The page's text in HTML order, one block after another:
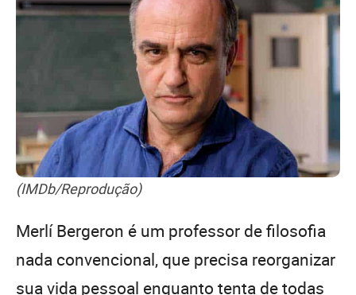
(IMDb/Reprodução)
Merlí Bergeron é um professor de filosofia
nada convencional, que precisa reorganizar
sua vida pessoal enquanto tenta de todas